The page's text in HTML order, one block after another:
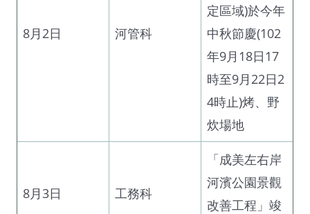
8月2日 河管科
定區域)於今年
中秋節慶(102
年9月18日17
時至9月22日2
4時止)烤、野
炊場地
8月3日 工務科
「成美左右岸
河濱公園景觀
改善工程」竣